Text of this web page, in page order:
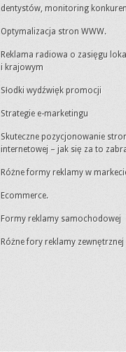
dentystów, monitoring
Optymalizacja stron WWW.
Reklama radiowa o zasięgu
i krajowym
Słodki wydźwięk promocji
Strategie e-marketingu
Skuteczne pozycjonowanie
internetowej – jak się za to
Różne formy reklamy w
Ecommerce.
Formy reklamy samochodowej
Różne fory reklamy zewnętrznej